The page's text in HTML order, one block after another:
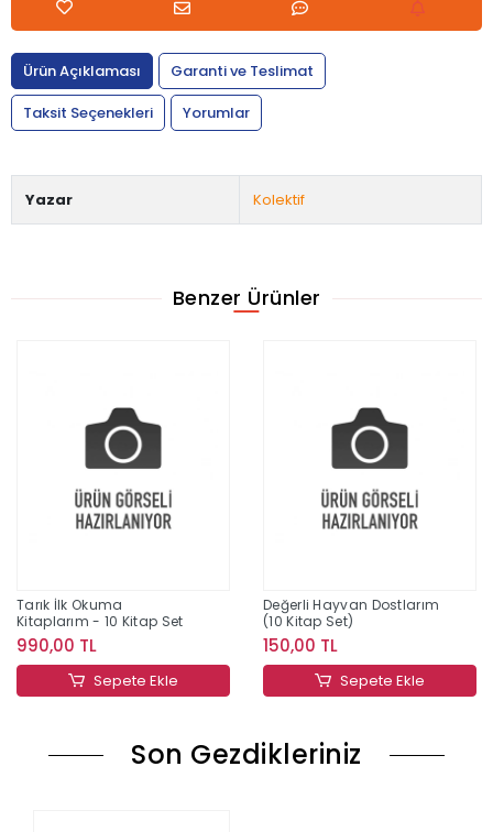
Ürün Açıklaması
Garanti ve Teslimat
Taksit Seçenekleri
Yorumlar
Yazar Kolektif
Benzer Ürünler
Tarık İlk Okuma
Kitaplarım - 10 Kitap Set
990,00 TL
Sepete Ekle
Değerli Hayvan Dostlarım
(10 Kitap Set)
150,00 TL
Sepete Ekle
Son Gezdikleriniz